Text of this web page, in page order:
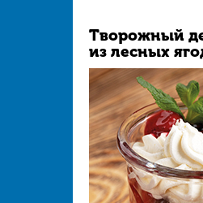
Творожный
из лесных